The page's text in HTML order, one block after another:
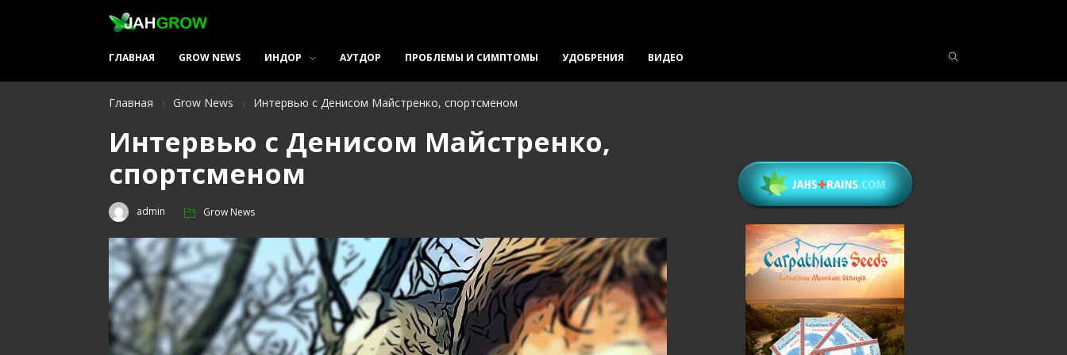
ГЛАВНАЯ GROW NEWS ИНДОР АУТДОР ПРОБЛЕМЫ И СИМПТОМЫ УДОБРЕНИЯ ВИДЕО
Главная Grow News Интервью с Денисом Майстренко, спортсменом
Интервью с Денисом Майстренко,
спортсменом
admin Grow News